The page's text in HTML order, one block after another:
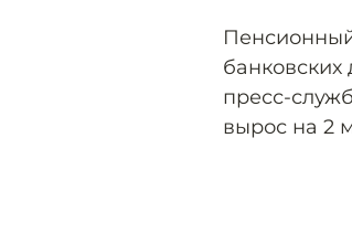
банковских
пресс-
вырос на 2